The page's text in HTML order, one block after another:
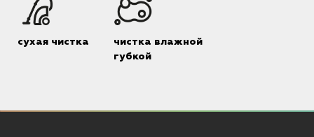
сухая чистка
чистка влажной
губкой